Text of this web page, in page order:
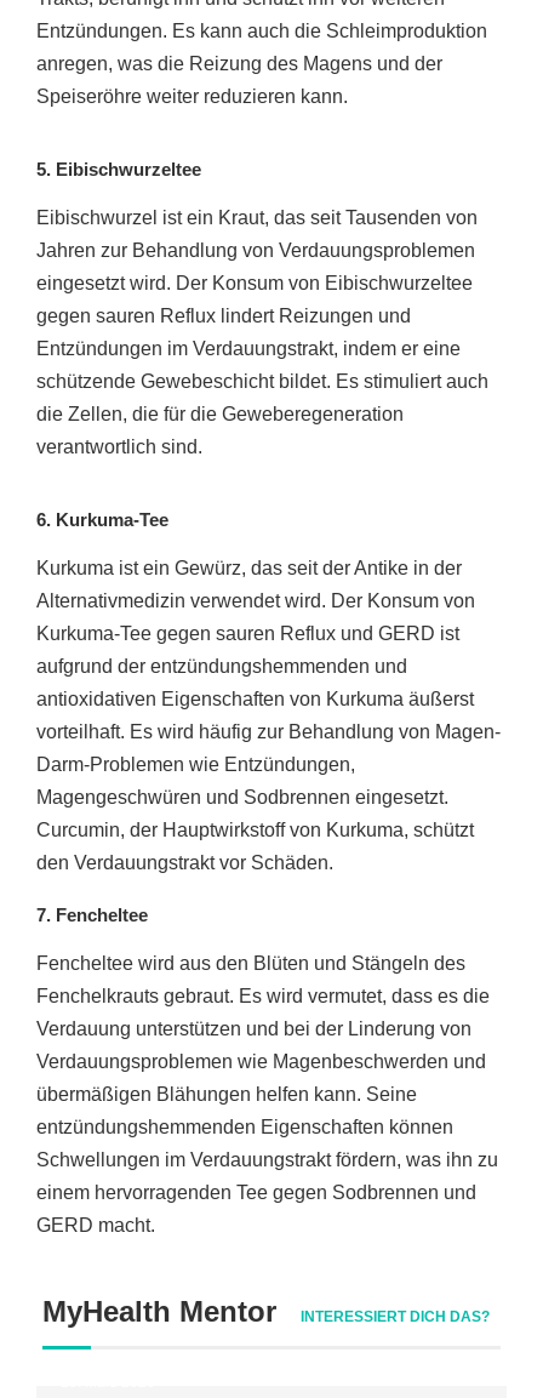
Entzündungen. Es kann auch die Schleimproduktion
anregen, was die Reizung des Magens und der
Speiseröhre weiter reduzieren kann.
5. Eibischwurzeltee
Eibischwurzel ist ein Kraut, das seit Tausenden von
Jahren zur Behandlung von Verdauungsproblemen
eingesetzt wird. Der Konsum von Eibischwurzeltee
gegen sauren Reflux lindert Reizungen und
Entzündungen im Verdauungstrakt, indem er eine
schützende Gewebeschicht bildet. Es stimuliert auch
die Zellen, die für die Geweberegeneration
verantwortlich sind.
6. Kurkuma-Tee
Kurkuma ist ein Gewürz, das seit der Antike in der
Alternativmedizin verwendet wird. Der Konsum von
Kurkuma-Tee gegen sauren Reflux und GERD ist
aufgrund der entzündungshemmenden und
antioxidativen Eigenschaften von Kurkuma äußerst
vorteilhaft. Es wird häufig zur Behandlung von Magen-
Darm-Problemen wie Entzündungen,
Magengeschwüren und Sodbrennen eingesetzt.
Curcumin, der Hauptwirkstoff von Kurkuma, schützt
den Verdauungstrakt vor Schäden.
7. Fencheltee
Fencheltee wird aus den Blüten und Stängeln des
Fenchelkrauts gebraut. Es wird vermutet, dass es die
Verdauung unterstützen und bei der Linderung von
Verdauungsproblemen wie Magenbeschwerden und
übermäßigen Blähungen helfen kann. Seine
entzündungshemmenden Eigenschaften können
Schwellungen im Verdauungstrakt fördern, was ihn zu
einem hervorragenden Tee gegen Sodbrennen und
GERD macht.
MyHealth Mentor INTERESSIERT DICH DAS?
erkennst und die richtige Entscheidung
triffst